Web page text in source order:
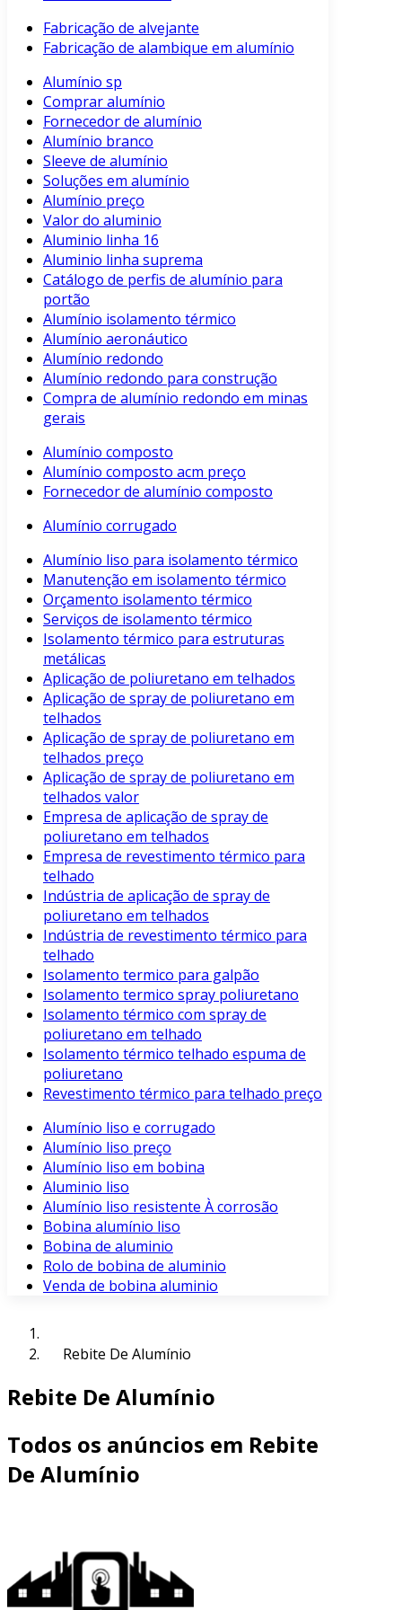
Fabricação de alvejante
Fabricação de alambique em alumínio
Alumínio sp
Comprar alumínio
Fornecedor de alumínio
Alumínio branco
Sleeve de alumínio
Soluções em alumínio
Alumínio preço
Valor do aluminio
Aluminio linha 16
Aluminio linha suprema
Catálogo de perfis de alumínio para
portão
Alumínio isolamento térmico
Alumínio aeronáutico
Alumínio redondo
Alumínio redondo para construção
Compra de alumínio redondo em minas
gerais
Alumínio composto
Alumínio composto acm preço
Fornecedor de alumínio composto
Alumínio corrugado
Alumínio liso para isolamento térmico
Manutenção em isolamento térmico
Orçamento isolamento térmico
Serviços de isolamento térmico
Isolamento térmico para estruturas
metálicas
Aplicação de poliuretano em telhados
Aplicação de spray de poliuretano em
telhados
Aplicação de spray de poliuretano em
telhados preço
Aplicação de spray de poliuretano em
telhados valor
Empresa de aplicação de spray de
poliuretano em telhados
Empresa de revestimento térmico para
telhado
Indústria de aplicação de spray de
poliuretano em telhados
Indústria de revestimento térmico para
telhado
Isolamento termico para galpão
Isolamento termico spray poliuretano
Isolamento térmico com spray de
poliuretano em telhado
Isolamento térmico telhado espuma de
poliuretano
Revestimento térmico para telhado preço
Alumínio liso e corrugado
Alumínio liso preço
Alumínio liso em bobina
Aluminio liso
Alumínio liso resistente À corrosão
Bobina alumínio liso
Bobina de aluminio
Rolo de bobina de aluminio
Venda de bobina aluminio
Rebite De Alumínio
Rebite De Alumínio
Todos os anúncios em Rebite
De Alumínio